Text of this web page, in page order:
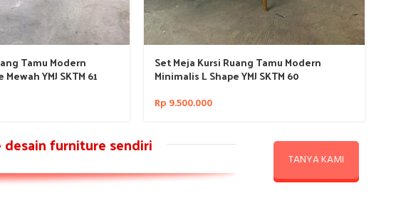
Tamu Modern
YMJ SKTM 61
Set Meja Kursi Ruang Tamu Modern
Minimalis L Shape YMJ SKTM 60
Rp 9.500.000
furniture sendiri
TANYA KAMI